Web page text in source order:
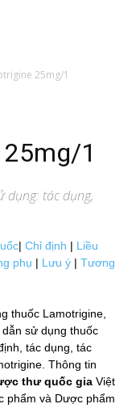
25mg/1
1
dụng: tác dụng,
| Chỉ định | Liều
phụ | Lưu ý | Tương
thuốc Lamotrigine,
sử dụng thuốc
tác dụng, tác
Thông tin
thư quốc gia Việt
phẩm và Dược phẩm